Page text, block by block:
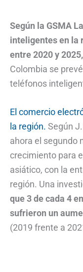
Según la GSMA
inteligentes en la
entre 2020 y 2025,
Colombia se
teléfonos
El comercio
la región. Según
ahora el segundo
crecimiento para
asiático, con la
región. Una
que 3 de cada 4
sufrieron un
(2019 frente a